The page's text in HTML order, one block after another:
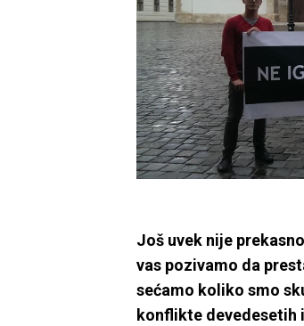
Poruka
Još uvek nije
vas pozivamo da
sećamo koliko smo
konflikte devedesetih